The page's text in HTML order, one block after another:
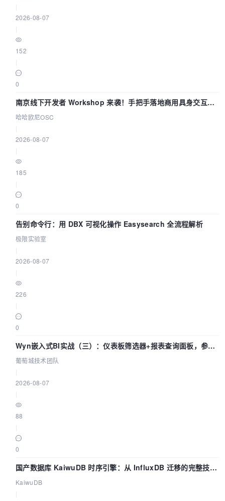
2026-08-07
152
0
南京线下开发者 Workshop 来袭！手把手落地商用具身交互智
能 Agent 应用
哈哈欧尼OSC
2026-08-07
185
0
告别命令行：用 DBX 可视化操作 Easysearch 全流程解析
极限实验室
2026-08-07
226
0
Wyn嵌入式BI实战（三）：仪表板筛选器+报表查询面板，参数
联动全闭环
葡萄城技术团队
2026-08-07
88
0
国产数据库 KaiwuDB 时序引擎：从 InfluxDB 迁移的完整技术
路径
KaiwuDB